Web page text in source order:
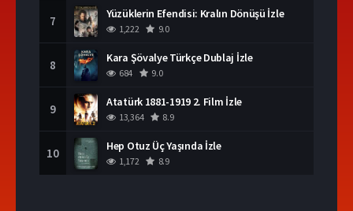
7 Yüzüklerin Efendisi: Kralın Dönüşü İzle
1,222 9.0
8 Kara Şövalye Türkçe Dublaj İzle
684 9.0
9 Atatürk 1881-1919 2. Film İzle
13,364 8.9
10 Hep Otuz Üç Yaşında İzle
1,172 8.9